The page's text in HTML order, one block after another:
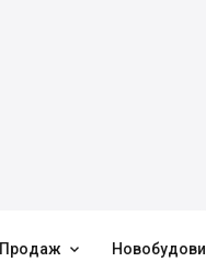
Продаж  Новобудови